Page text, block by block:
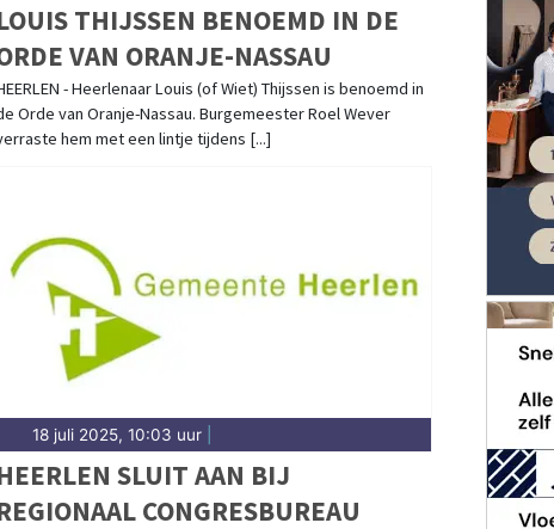
THIJSSEN BENOEMD IN DE
VAN ORANJE-NASSAU
- Heerlenaar Louis (of Wiet) Thijssen is benoemd in
Orde van Oranje-Nassau. Burgemeester Roel Wever
hem met een lintje tijdens [...]
18 juli 2025, 10:03 uur|
SLUIT AAN BIJ
CONGRESBUREAU